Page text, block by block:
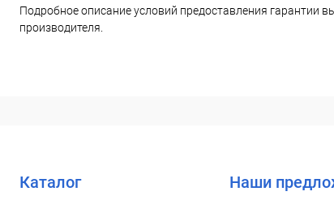
Подробное описание условий предоставления гарантии
производителя.
Каталог Наши